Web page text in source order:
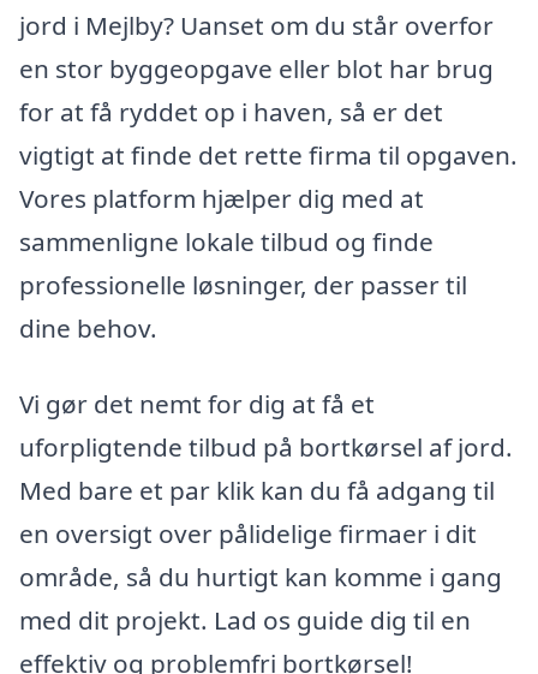
jord i Mejlby? Uanset om du står overfor
en stor byggeopgave eller blot har brug
for at få ryddet op i haven, så er det
vigtigt at finde det rette firma til opgaven.
Vores platform hjælper dig med at
sammenligne lokale tilbud og finde
professionelle løsninger, der passer til
dine behov.
Vi gør det nemt for dig at få et
uforpligtende tilbud på bortkørsel af jord.
Med bare et par klik kan du få adgang til
en oversigt over pålidelige firmaer i dit
område, så du hurtigt kan komme i gang
med dit projekt. Lad os guide dig til en
effektiv og problemfri bortkørsel!